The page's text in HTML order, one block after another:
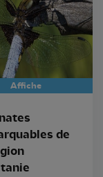
Affiche
de